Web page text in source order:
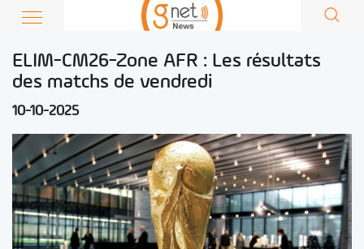
ELIM-CM26-Zone AFR : Les résultats
des matchs de vendredi
10-10-2025